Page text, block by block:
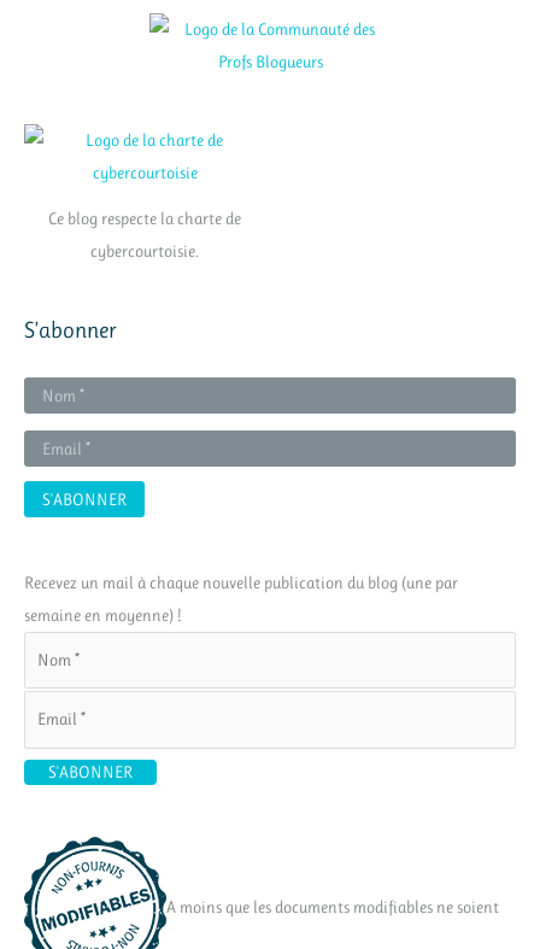
Ce blog respecte la charte de
cybercourtoisie.
S’abonner
Recevez un mail à chaque nouvelle publication du blog (une par
semaine en moyenne) !
A moins que les documents modifiables ne soient